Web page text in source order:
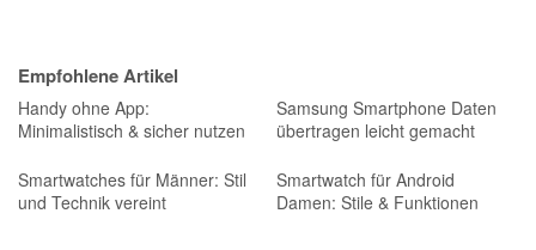
Empfohlene Artikel
Handy ohne App:
Minimalistisch & sicher nutzen
Samsung Smartphone Daten
übertragen leicht gemacht
Smartwatches für Männer: Stil
und Technik vereint
Smartwatch für Android
Damen: Stile & Funktionen